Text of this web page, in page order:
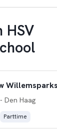
HSV
- Den Haag
Parttime